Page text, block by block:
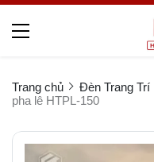
Trang chủ Đèn Trang Trí
pha lê HTPL-150